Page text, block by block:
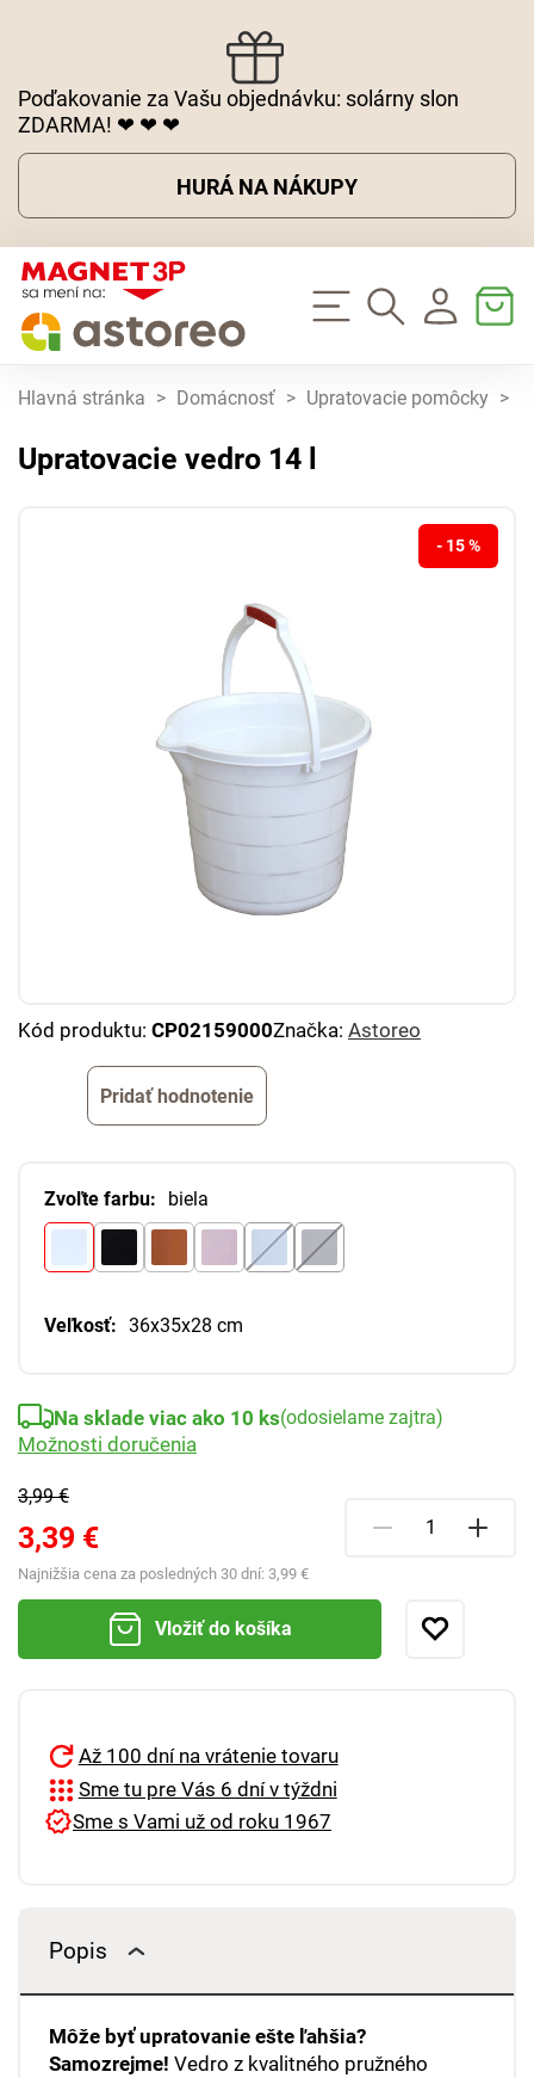
Poďakovanie za Vašu objednávku: solárny slon
ZDARMA! ❤ ❤ ❤
HURÁ NA NÁKUPY
Hlavná stránka > Domácnosť > Upratovacie pomôcky >
Upratovacie vedro 14 l
- 15 %
Kód produktu: CP02159000Značka: Astoreo
Pridať hodnotenie
Zvoľte farbu: biela
Veľkosť: 36x35x28 cm
3,99 €
3,39 €
Najnižšia cena za posledných 30 dní: 3,99 €
Na sklade viac ako 10 ks(odosielame zajtra)
Možnosti doručenia
Vložiť do košíka
Až 100 dní na vrátenie tovaru
Sme tu pre Vás 6 dní v týždni
Sme s Vami už od roku 1967
Popis
Môže byť upratovanie ešte ľahšia?
Samozrejme! Vedro z kvalitného pružného